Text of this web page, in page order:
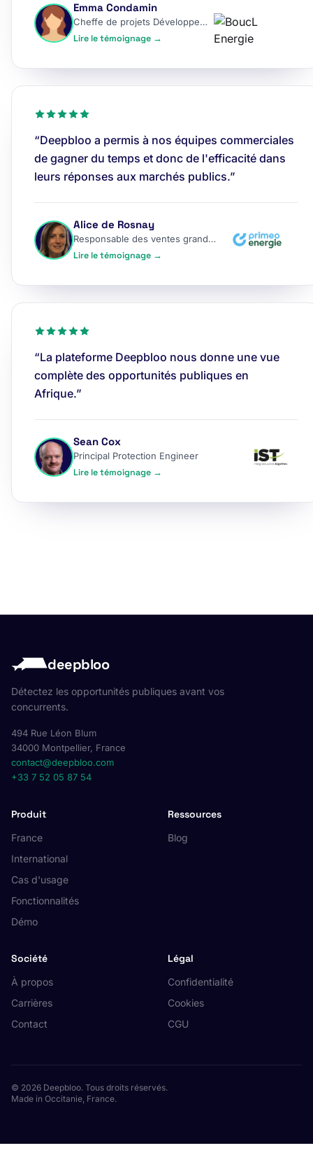
Emma Condamin
Cheffe de projets Développement
Lire le témoignage →
“Deepbloo a permis à nos équipes commerciales
de gagner du temps et donc de l'efficacité dans
leurs réponses aux marchés publics.”
Alice de Rosnay
Responsable des ventes grands comptes
Lire le témoignage →
“La plateforme Deepbloo nous donne une vue
complète des opportunités publiques en
Afrique.”
Sean Cox
Principal Protection Engineer
Lire le témoignage →
deepbloo
Détectez les opportunités publiques avant vos
concurrents.
494 Rue Léon Blum
34000 Montpellier, France
contact@deepbloo.com
+33 7 52 05 87 54
Produit
France
International
Cas d'usage
Fonctionnalités
Démo
Ressources
Blog
Société
À propos
Carrières
Contact
Légal
Confidentialité
Cookies
CGU
© 2026 Deepbloo. Tous droits réservés.
Made in Occitanie, France.